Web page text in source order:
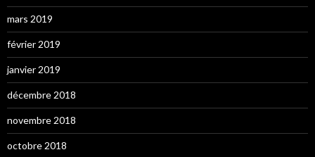
mars 2019
février 2019
janvier 2019
décembre 2018
novembre 2018
octobre 2018